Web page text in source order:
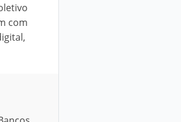
com